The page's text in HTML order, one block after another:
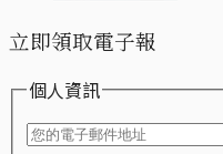
立即領取電子報
個人資訊